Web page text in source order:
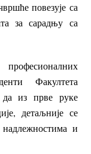
повезује са
за сарадњу са
Факултета
да из прве руке
детаљније се
и